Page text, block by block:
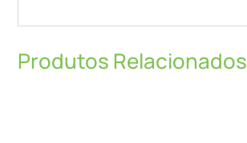
Produtos Relacionados